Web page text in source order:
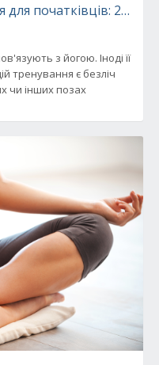
для початківців: 21
з йогою. Іноді її
тренування є безліч
чи інших позах